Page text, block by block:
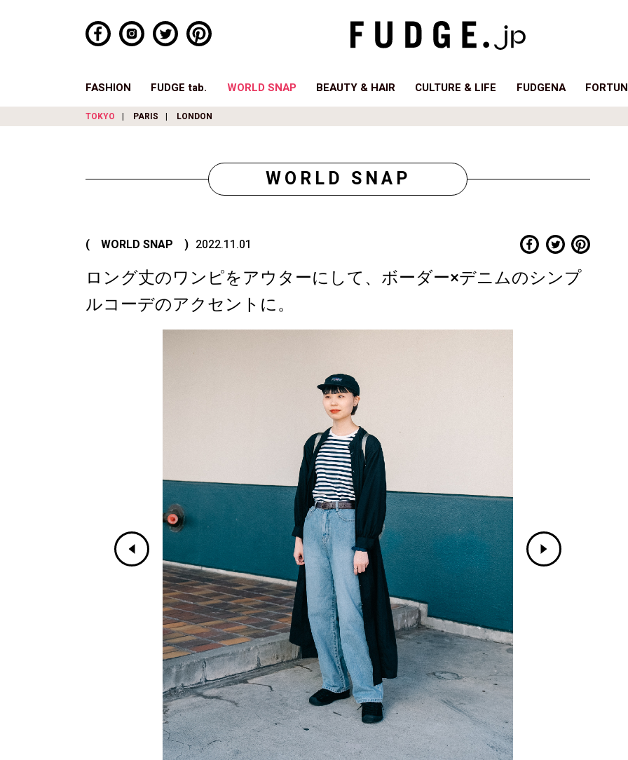
FASHION FUDGE tab. WORLD SNAP BEAUTY & HAIR CULTURE & LIFE FUDGENA
TOKYO PARIS LONDON
WORLD SNAP
( WORLD SNAP ) 2022.11.01
ロング丈のワンピをアウターにして、ボーダー×デニムのシンプ
ルコーデのアクセントに。